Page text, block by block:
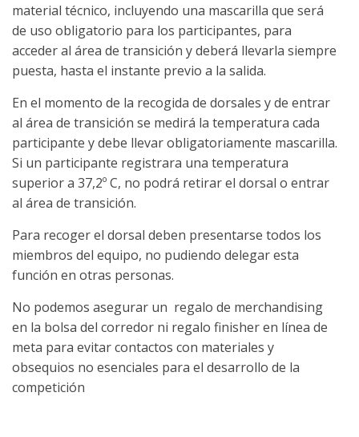
material técnico, incluyendo una mascarilla que será
de uso obligatorio para los participantes, para
acceder al área de transición y deberá llevarla siempre
puesta, hasta el instante previo a la salida.
En el momento de la recogida de dorsales y de entrar
al área de transición se medirá la temperatura cada
participante y debe llevar obligatoriamente mascarilla.
Si un participante registrara una temperatura
superior a 37,2º C, no podrá retirar el dorsal o entrar
al área de transición.
Para recoger el dorsal deben presentarse todos los
miembros del equipo, no pudiendo delegar esta
función en otras personas.
No podemos asegurar un regalo de merchandising
en la bolsa del corredor ni regalo finisher en línea de
meta para evitar contactos con materiales y
obsequios no esenciales para el desarrollo de la
competición